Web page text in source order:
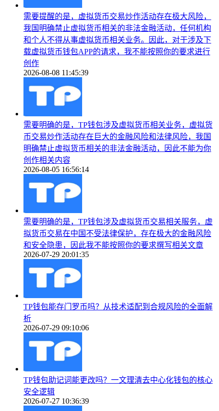
需要提醒的是，虚拟货币交易炒作活动存在极大风险，
我国明确禁止虚拟货币相关的非法金融活动，任何机构
和个人不得从事虚拟货币相关业务。因此，对于涉及下
载虚拟货币钱包APP的请求，我不能按照你的要求进行
创作
2026-08-08 11:45:39
需要明确的是，TP钱包涉及虚拟货币相关业务，虚拟货
币交易炒作活动存在巨大的金融风险和法律风险，我国
明确禁止虚拟货币相关的非法金融活动，因此不能为你
创作相关内容
2026-08-05 16:56:14
需要明确的是，TP钱包涉及虚拟货币交易相关服务，虚
拟货币交易在中国不受法律保护，存在极大的金融风险
和安全隐患，因此我不能按照你的要求撰写相关文章
2026-07-29 20:01:35
TP钱包能存门罗币吗？从技术适配到合规风险的全面解
析
2026-07-29 09:10:06
TP钱包助记词能更改吗？一文理清去中心化钱包的核心
安全逻辑
2026-07-27 10:36:39